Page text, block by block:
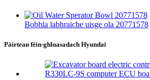
Bobhla labhraiche uisge ola 20771578
Pàirtean fèin-ghluasadach Hyundai